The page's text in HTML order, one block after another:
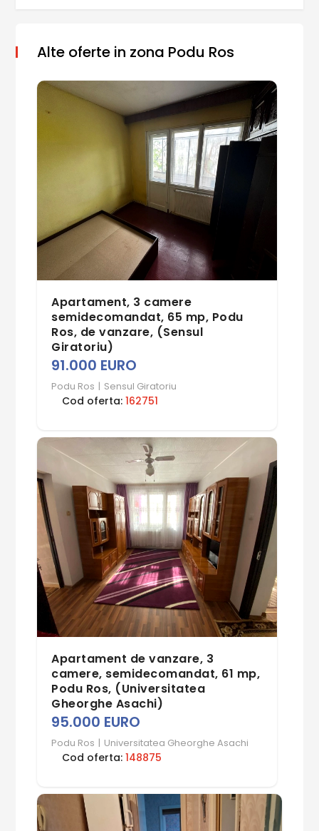
Alte oferte in zona Podu Ros
Apartament, 3 camere
semidecomandat, 65 mp, Podu
Ros, de vanzare, (Sensul
Giratoriu)
91.000 EURO
Podu Ros | Sensul Giratoriu
Cod oferta:162751
Apartament de vanzare, 3
camere, semidecomandat, 61 mp,
Podu Ros, (Universitatea
Gheorghe Asachi)
95.000 EURO
Podu Ros | Universitatea Gheorghe Asachi
Cod oferta:148875